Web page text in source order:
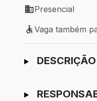
Modelo de
Presencial
Vaga também para
Vaga também
Ir para candidatura